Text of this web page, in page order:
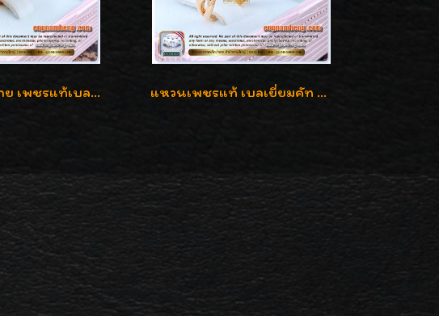
แหวนเพชรชาย เพชรแท้เบลเยี่ยมคัท น้ำ100% D-Color/VVS 2.46 กะรัต แหวนเพชรแท้ เบลเยี่ยมคัท 2.39 กะรัต น้ำ 98 F-Color/VVS ดีไซน์หน้ากว้างหรูเต็มนิ้ว